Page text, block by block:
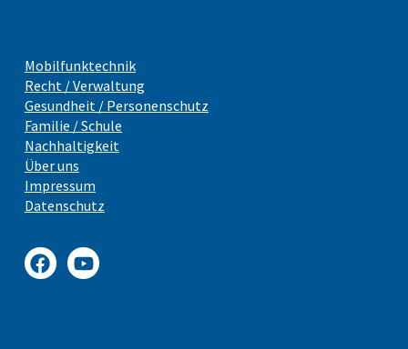
Mobilfunktechnik
Recht / Verwaltung
Gesundheit / Personenschutz
Familie / Schule
Nachhaltigkeit
Über uns
Impressum
Datenschutz